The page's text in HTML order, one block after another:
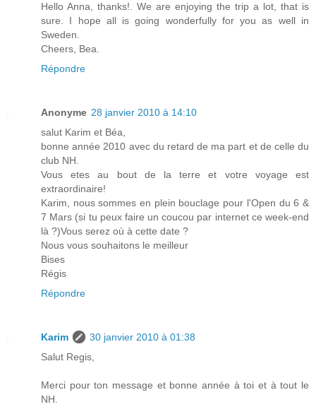
Hello Anna, thanks!. We are enjoying the trip a lot, that is
sure. I hope all is going wonderfully for you as well in
Sweden.
Cheers, Bea.
Répondre
Anonyme 28 janvier 2010 à 14:10
salut Karim et Béa,
bonne année 2010 avec du retard de ma part et de celle du
club NH.
Vous etes au bout de la terre et votre voyage est
extraordinaire!
Karim, nous sommes en plein bouclage pour l'Open du 6 &
7 Mars (si tu peux faire un coucou par internet ce week-end
là ?)Vous serez où à cette date ?
Nous vous souhaitons le meilleur
Bises
Régis
Répondre
Karim
30 janvier 2010 à 01:38
Salut Regis,
Merci pour ton message et bonne année à toi et à tout le
NH.